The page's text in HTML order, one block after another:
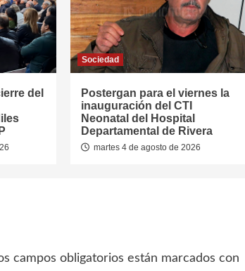
del
Sociedad
Postergan para el viernes la
inauguración del CTI
Neonatal del Hospital
Departamental de Rivera
martes 4 de agosto de 2026
campos obligatorios están marcados con